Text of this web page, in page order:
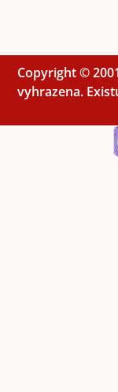
Copyright ©
vyhrazena.